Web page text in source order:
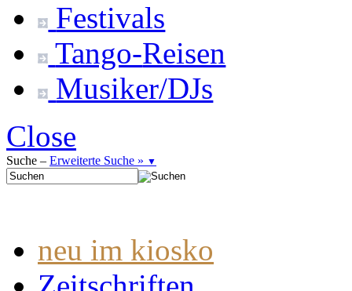
Festivals
Tango-Reisen
Musiker/DJs
Close
Suche – Erweiterte Suche » ▼
neu im kiosko